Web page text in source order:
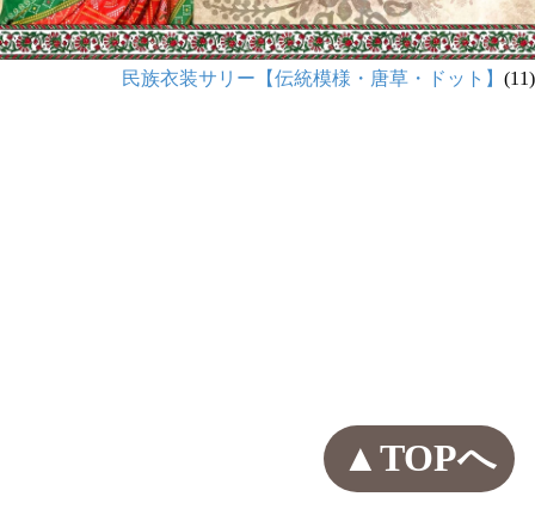
民族衣装サリー【伝統模様・唐草・ドット】 (11)
▲TOPへ